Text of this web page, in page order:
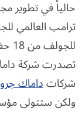
حالياً في
ترامب العالمي
تصدرت شركة
شركاتداماك
ولكن ستتولى